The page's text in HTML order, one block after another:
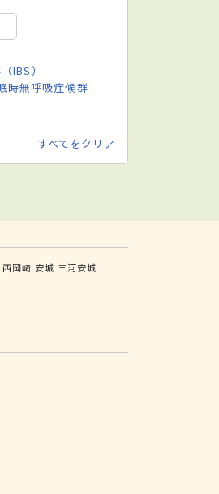
IBS）
時無呼吸症候群
すべてをクリア
西岡崎 安城 三河安城